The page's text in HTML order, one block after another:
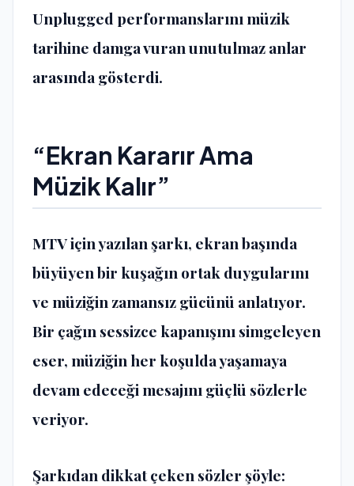
Unplugged performanslarını müzik
tarihine damga vuran unutulmaz anlar
arasında gösterdi.
“Ekran Kararır Ama
Müzik Kalır”
MTV için yazılan şarkı, ekran başında
büyüyen bir kuşağın ortak duygularını
ve müziğin zamansız gücünü anlatıyor.
Bir çağın sessizce kapanışını simgeleyen
eser, müziğin her koşulda yaşamaya
devam edeceği mesajını güçlü sözlerle
veriyor.
Şarkıdan dikkat çeken sözler şöyle: